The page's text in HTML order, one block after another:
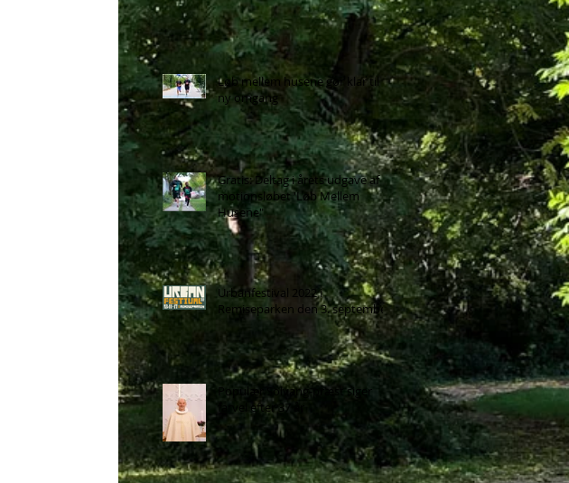
Løb mellem husene gør klar til
ny omgang
Gratis: Deltag i årets udgave af
motionsløbet 'Løb Mellem
Husene"
Urbanfestival 2022 i
Remiseparken den 3. september
Populær Solvang-præst siger
farvel efter 37 år